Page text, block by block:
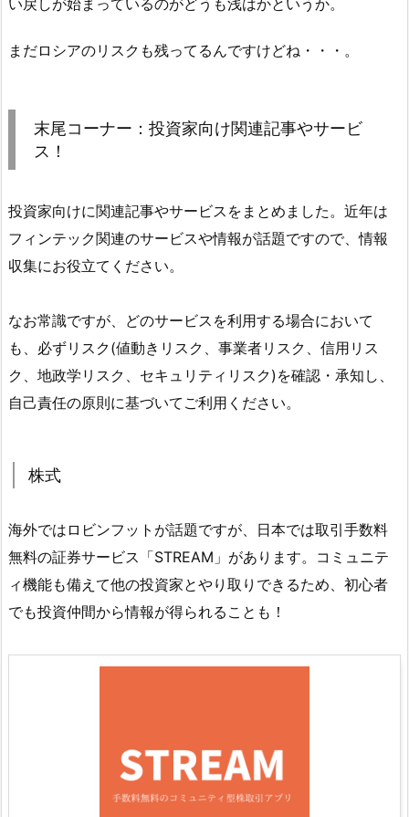
い戻しが始まっているのがどうも浅はかというか。
まだロシアのリスクも残ってるんですけどね・・・。
末尾コーナー：投資家向け関連記事やサービ
ス！
投資家向けに関連記事やサービスをまとめました。近年は
フィンテック関連のサービスや情報が話題ですので、情報
収集にお役立てください。
なお常識ですが、どのサービスを利用する場合において
も、必ずリスク(値動きリスク、事業者リスク、信用リス
ク、地政学リスク、セキュリティリスク)を確認・承知し、
自己責任の原則に基づいてご利用ください。
株式
海外ではロビンフットが話題ですが、日本では取引手数料
無料の証券サービス「STREAM」があります。コミュニテ
ィ機能も備えて他の投資家とやり取りできるため、初心者
でも投資仲間から情報が得られることも！